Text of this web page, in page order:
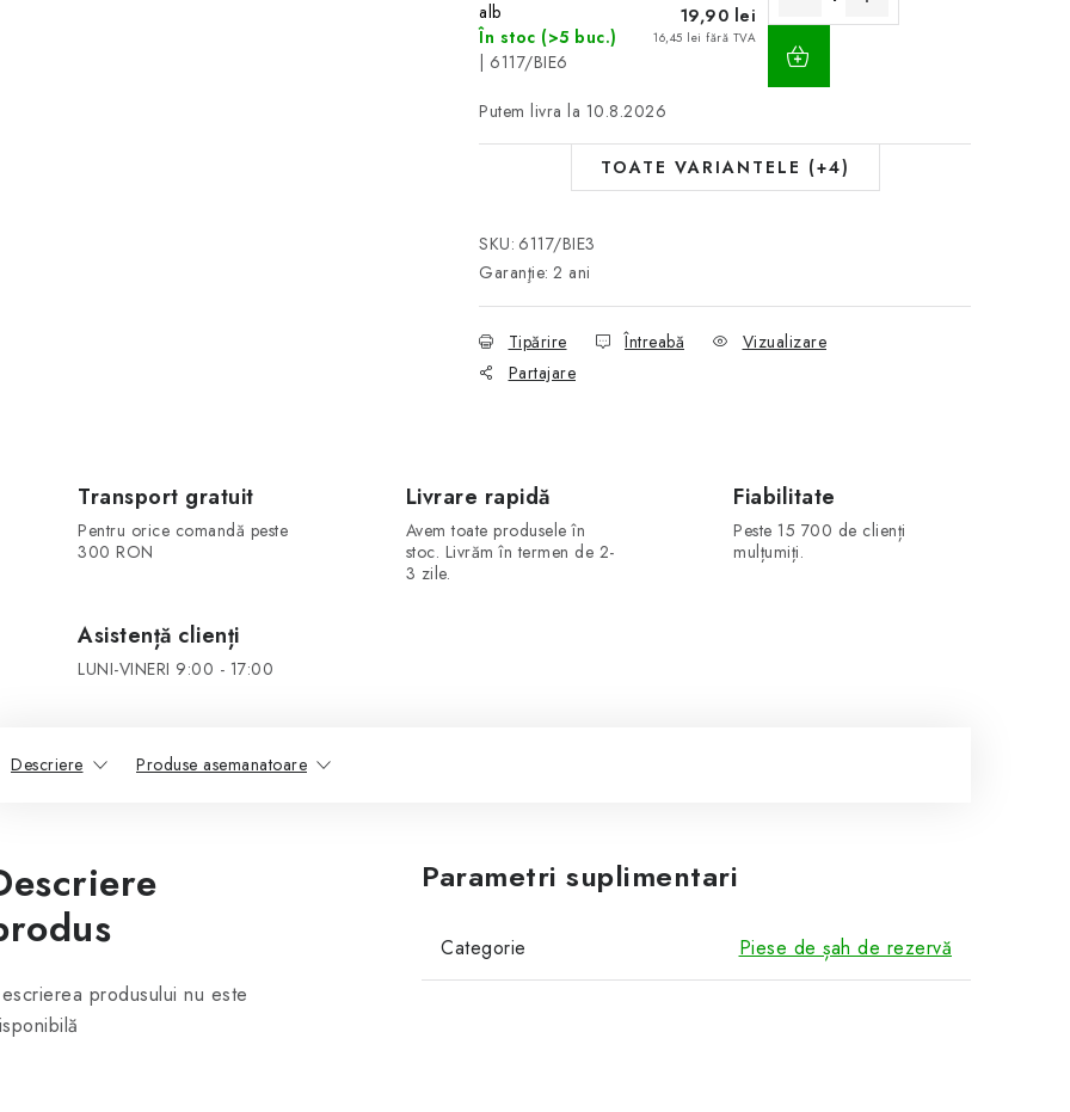
alb
În stoc (>5 buc.)
| 6117/BIE6
19,90 lei
16,45 lei fără TVA
COŞ
10.8.2026
TOATE VARIANTELE (+4)
SKU: 6117/BIE3
Garanţie: 2 ani
Tipărire Întreabă
Vizualizare
Partajare
Transport gratuit
Pentru orice comandă peste
300 RON
Livrare rapidă
Avem toate produsele în
stoc. Livrăm în termen de 2-
3 zile.
Fiabilitate
Peste 15 700 de clienți
mulțumiți.
Asistență clienți
LUNI-VINERI 9:00 - 17:00
Descriere Produse asemanatoare
produsului nu este
Parametri suplimentari
Categorie Piese de șah de rezervă